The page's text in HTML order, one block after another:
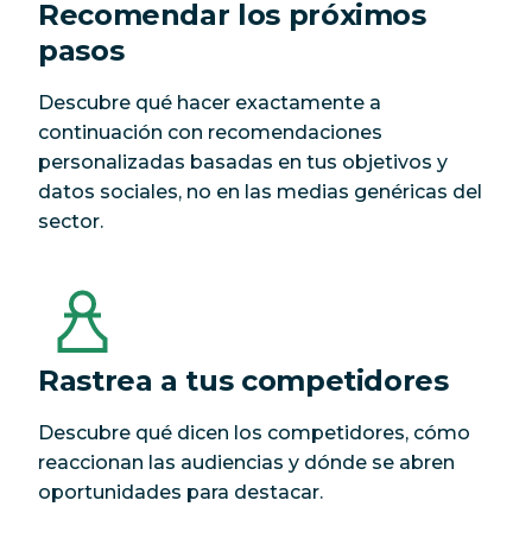
Recomendar los próximos
pasos
Descubre qué hacer exactamente a
continuación con recomendaciones
personalizadas basadas en tus objetivos y
datos sociales, no en las medias genéricas del
sector.
Rastrea a tus competidores
Descubre qué dicen los competidores, cómo
reaccionan las audiencias y dónde se abren
oportunidades para destacar.